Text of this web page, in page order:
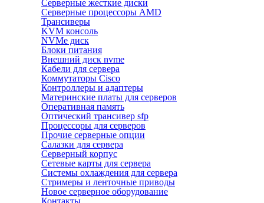
Серверные жесткие диски
Серверные процессоры AMD
Трансиверы
KVM консоль
NVMe диск
Блоки питания
Внешний диск nvme
Кабели для сервера
Коммутаторы Cisco
Контроллеры и адаптеры
Материнские платы для серверов
Оперативная память
Оптический трансивер sfp
Процессоры для серверов
Прочие серверные опции
Салазки для сервера
Серверный корпус
Сетевые карты для сервера
Системы охлаждения для сервера
Стримеры и ленточные приводы
Новое серверное оборудование
Контакты